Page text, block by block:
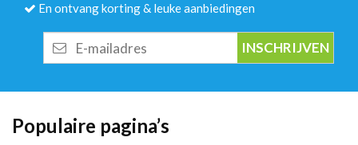
En ontvang korting & leuke aanbiedingen
mailadres
Populaire pagina’s